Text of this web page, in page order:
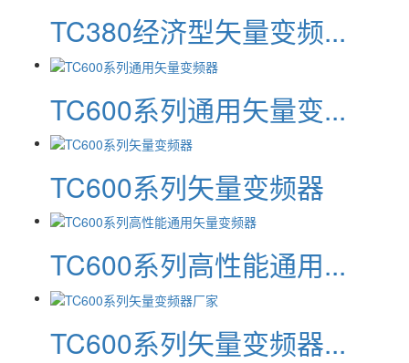
TC380经济型矢量变频...
TC600系列通用矢量变...
TC600系列矢量变频器
TC600系列高性能通用...
TC600系列矢量变频器...